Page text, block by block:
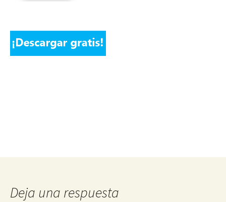
Deja una respuesta